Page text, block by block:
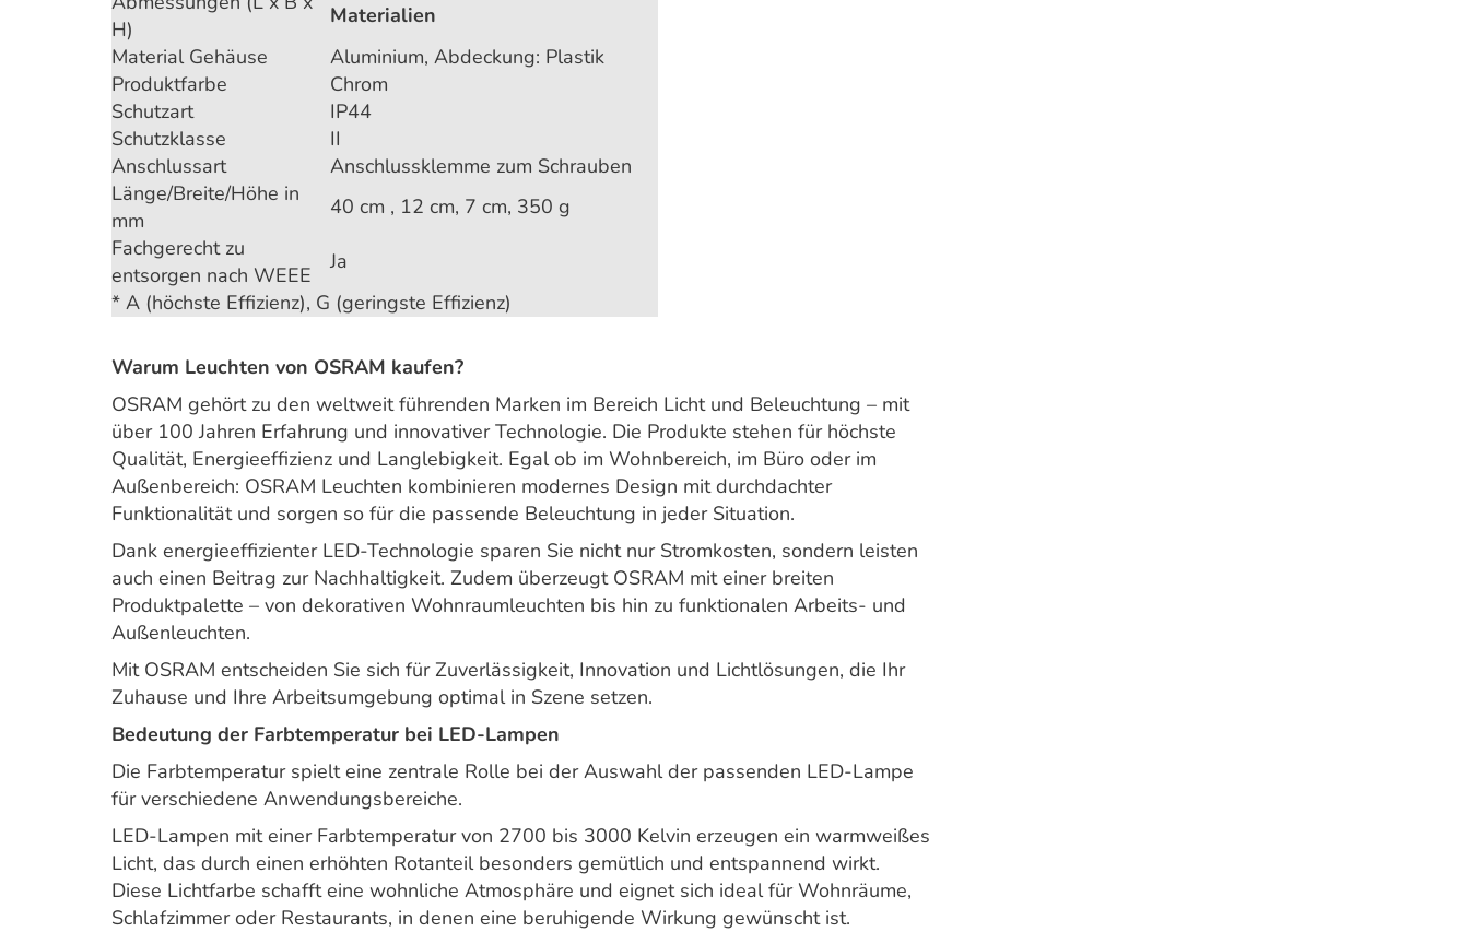
H)
Materialien
Material Gehäuse
Aluminium, Abdeckung: Plastik
Produktfarbe
Chrom
Schutzart
IP44
Schutzklasse
II
Anschlussart
Anschlussklemme zum Schrauben
Länge/Breite/Höhe in
mm
40 cm , 12 cm, 7 cm, 350 g
Fachgerecht zu
entsorgen nach WEEE
Ja
* A (höchste Effizienz), G (geringste Effizienz)
Warum Leuchten von OSRAM kaufen?
OSRAM gehört zu den weltweit führenden Marken im Bereich Licht und Beleuchtung – mit
über 100 Jahren Erfahrung und innovativer Technologie. Die Produkte stehen für höchste
Qualität, Energieeffizienz und Langlebigkeit. Egal ob im Wohnbereich, im Büro oder im
Außenbereich: OSRAM Leuchten kombinieren modernes Design mit durchdachter
Funktionalität und sorgen so für die passende Beleuchtung in jeder Situation.
Dank energieeffizienter LED-Technologie sparen Sie nicht nur Stromkosten, sondern leisten
auch einen Beitrag zur Nachhaltigkeit. Zudem überzeugt OSRAM mit einer breiten
Produktpalette – von dekorativen Wohnraumleuchten bis hin zu funktionalen Arbeits- und
Außenleuchten.
Mit OSRAM entscheiden Sie sich für Zuverlässigkeit, Innovation und Lichtlösungen, die Ihr
Zuhause und Ihre Arbeitsumgebung optimal in Szene setzen.
Bedeutung der Farbtemperatur bei LED-Lampen
Die Farbtemperatur spielt eine zentrale Rolle bei der Auswahl der passenden LED-Lampe
für verschiedene Anwendungsbereiche.
LED-Lampen mit einer Farbtemperatur von 2700 bis 3000 Kelvin erzeugen ein warmweißes
Licht, das durch einen erhöhten Rotanteil besonders gemütlich und entspannend wirkt.
Diese Lichtfarbe schafft eine wohnliche Atmosphäre und eignet sich ideal für Wohnräume,
Schlafzimmer oder Restaurants, in denen eine beruhigende Wirkung gewünscht ist.